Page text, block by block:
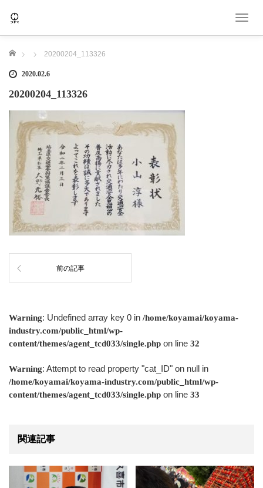
T
ホーム 20200204_113326
2020.02.6
20200204_113326
前の記事
Warning: Undefined array key 0 in /home/koyamai/koyama-
industry.com/public_html/wp-
content/themes/agent_tcd033/single.php on line 32
Warning: Attempt to read property "cat_ID" on null in
/home/koyamai/koyama-industry.com/public_html/wp-
content/themes/agent_tcd033/single.php on line 33
関連記事